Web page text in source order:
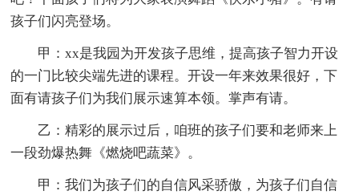
孩子们闪亮登场。
甲：xx是我园为开发孩子思维，提高孩子智力开设
的一门比较尖端先进的课程。开设一年来效果很好，下
面有请孩子们为我们展示速算本领。掌声有请。
乙：精彩的展示过后，咱班的孩子们要和老师来上
一段劲爆热舞《燃烧吧蔬菜》。
甲：我们为孩子们的自信风采骄傲，为孩子们自信